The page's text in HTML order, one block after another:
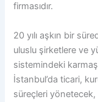
firmasıdır.
20 yılı aşkın bir
uluslu şirketlere ve
sistemindeki
İstanbul’da ticari,
süreçleri